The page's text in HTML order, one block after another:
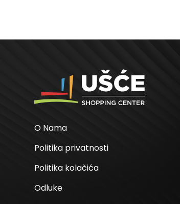
O Nama
Politika privatnosti
Politika kolačića
Odluke